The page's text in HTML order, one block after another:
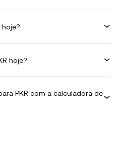
hoje?
PKR com a calculadora de